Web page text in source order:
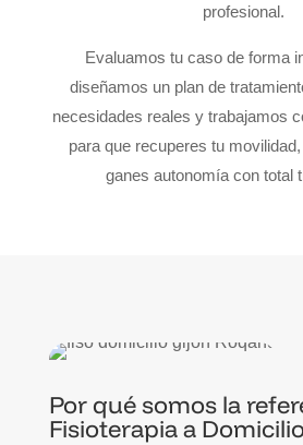
profesional.
Evaluamos tu caso de forma
diseñamos un plan de
necesidades reales y trabajamos
para que recuperes tu
ganes autonomía con total
Por qué somos la
Fisioterapia a